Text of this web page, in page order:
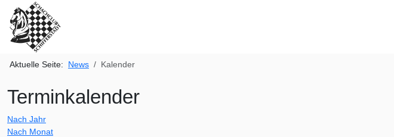
Aktuelle Seite: News Kalender
Terminkalender
Nach Jahr
Nach Monat